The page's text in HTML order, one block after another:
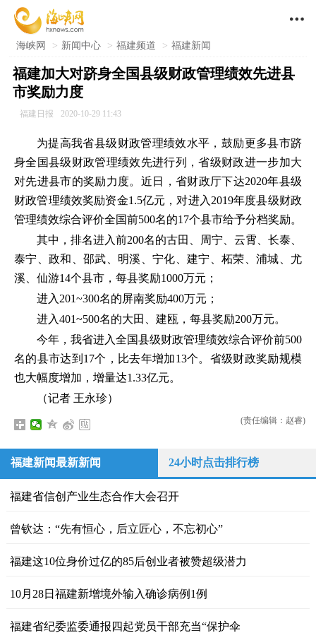

海峡网 > 新闻中心 > 福建频道 > 福建新闻
福建加大对跻身全国县级财政管理绩效先进县
市奖励力度
福建日报 2020-10-29 11:43
为提高我省县级财政管理绩效水平，鼓励更多县市跻
身全国县级财政管理绩效先进行列，省级财政进一步加大
对先进县市的奖励力度。近日，省财政厅下达2020年县级
财政管理绩效奖励资金1.5亿元，对进入2019年度县级财政
管理绩效综合评价全国前500名的17个县市给予分档奖励。
其中，排名进入前200名的古田、周宁、云霄、长泰、
泰宁、政和、邵武、明溪、宁化、建宁、柘荣、浦城、尤
溪、仙游14个县市，每县奖励1000万元；
进入201~300名的屏南奖励400万元；
进入401~500名的大田、建瓯，每县奖励200万元。
今年，我省进入全国县级财政管理绩效综合评价前500
名的县市达到17个，比去年增加13个。省级财政奖励规模
也大幅度增加，增量达1.33亿元。
（记者 王永珍）
(责任编辑：赵睿)
福建新闻最新新闻 24小时点击排行榜
福建省信创产业生态合作大会召开
曾钦达：“先有恒心，后立匠心，不忘初心”
福建这10位身价过亿的85后创业者被赞超级潜力
10月28日福建新增境外输入确诊病例1例
福建省纪委监委通报四起党员干部充当“保护伞